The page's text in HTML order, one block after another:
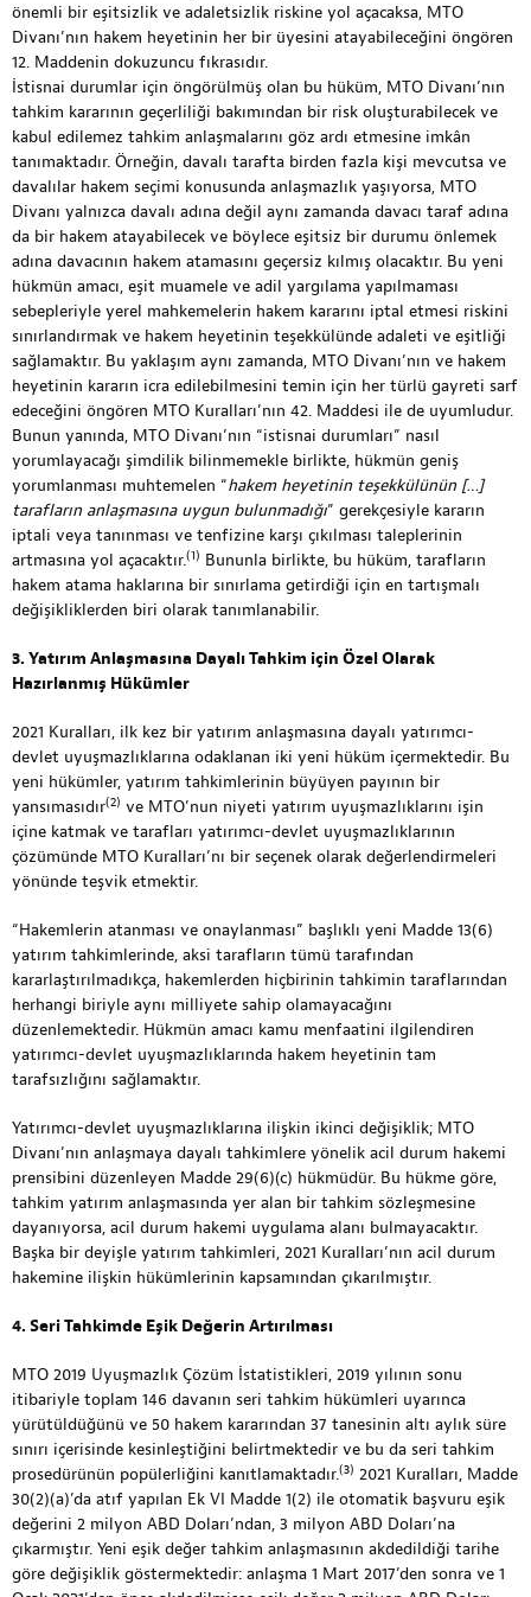
önemli bir eşitsizlik ve adaletsizlik riskine yol açacaksa, MTO
Divanı’nın hakem heyetinin her bir üyesini atayabileceğini öngören
12. Maddenin dokuzuncu fıkrasıdır.
İstisnai durumlar için öngörülmüş olan bu hüküm, MTO Divanı’nın
tahkim kararının geçerliliği bakımından bir risk oluşturabilecek ve
kabul edilemez tahkim anlaşmalarını göz ardı etmesine imkân
tanımaktadır. Örneğin, davalı tarafta birden fazla kişi mevcutsa ve
davalılar hakem seçimi konusunda anlaşmazlık yaşıyorsa, MTO
Divanı yalnızca davalı adına değil aynı zamanda davacı taraf adına
da bir hakem atayabilecek ve böylece eşitsiz bir durumu önlemek
adına davacının hakem atamasını geçersiz kılmış olacaktır. Bu yeni
hükmün amacı, eşit muamele ve adil yargılama yapılmaması
sebepleriyle yerel mahkemelerin hakem kararını iptal etmesi riskini
sınırlandırmak ve hakem heyetinin teşekkülünde adaleti ve eşitliği
sağlamaktır. Bu yaklaşım aynı zamanda, MTO Divanı’nın ve hakem
heyetinin kararın icra edilebilmesini temin için her türlü gayreti sarf
edeceğini öngören MTO Kuralları’nın 42. Maddesi ile de uyumludur.
Bunun yanında, MTO Divanı’nın “istisnai durumları” nasıl
yorumlayacağı şimdilik bilinmemekle birlikte, hükmün geniş
yorumlanması muhtemelen “hakem heyetinin teşekkülünün […]
tarafların anlaşmasına uygun bulunmadığı” gerekçesiyle kararın
iptali veya tanınması ve tenfizine karşı çıkılması taleplerinin
artmasına yol açacaktır.(1) Bununla birlikte, bu hüküm, tarafların
hakem atama haklarına bir sınırlama getirdiği için en tartışmalı
değişikliklerden biri olarak tanımlanabilir.
3. Yatırım Anlaşmasına Dayalı Tahkim için Özel Olarak
Hazırlanmış Hükümler
2021 Kuralları, ilk kez bir yatırım anlaşmasına dayalı yatırımcı-
devlet uyuşmazlıklarına odaklanan iki yeni hüküm içermektedir. Bu
yeni hükümler, yatırım tahkimlerinin büyüyen payının bir
yansımasıdır(2) ve MTO’nun niyeti yatırım uyuşmazlıklarını işin
içine katmak ve tarafları yatırımcı-devlet uyuşmazlıklarının
çözümünde MTO Kuralları’nı bir seçenek olarak değerlendirmeleri
yönünde teşvik etmektir.
“Hakemlerin atanması ve onaylanması” başlıklı yeni Madde 13(6)
yatırım tahkimlerinde, aksi tarafların tümü tarafından
kararlaştırılmadıkça, hakemlerden hiçbirinin tahkimin taraflarından
herhangi biriyle aynı milliyete sahip olamayacağını
düzenlemektedir. Hükmün amacı kamu menfaatini ilgilendiren
yatırımcı-devlet uyuşmazlıklarında hakem heyetinin tam
tarafsızlığını sağlamaktır.
Yatırımcı-devlet uyuşmazlıklarına ilişkin ikinci değişiklik; MTO
Divanı’nın anlaşmaya dayalı tahkimlere yönelik acil durum hakemi
prensibini düzenleyen Madde 29(6)(c) hükmüdür. Bu hükme göre,
tahkim yatırım anlaşmasında yer alan bir tahkim sözleşmesine
dayanıyorsa, acil durum hakemi uygulama alanı bulmayacaktır.
Başka bir deyişle yatırım tahkimleri, 2021 Kuralları’nın acil durum
hakemine ilişkin hükümlerinin kapsamından çıkarılmıştır.
4. Seri Tahkimde Eşik Değerin Artırılması
MTO 2019 Uyuşmazlık Çözüm İstatistikleri, 2019 yılının sonu
itibariyle toplam 146 davanın seri tahkim hükümleri uyarınca
yürütüldüğünü ve 50 hakem kararından 37 tanesinin altı aylık süre
sınırı içerisinde kesinleştiğini belirtmektedir ve bu da seri tahkim
prosedürünün popülerliğini kanıtlamaktadır.(3) 2021 Kuralları, Madde
30(2)(a)’da atıf yapılan Ek VI Madde 1(2) ile otomatik başvuru eşik
değerini 2 milyon ABD Doları’ndan, 3 milyon ABD Doları’na
çıkarmıştır. Yeni eşik değer tahkim anlaşmasının akdedildiği tarihe
göre değişiklik göstermektedir: anlaşma 1 Mart 2017’den sonra ve 1